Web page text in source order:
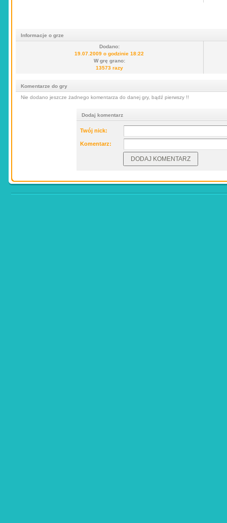
Informacje o grze
Dodano:
19.07.2009 o godzinie 18:22
W grę grano:
13573 razy
Komentarze do gry
Nie dodano jeszcze żadnego komentarza do danej gry, bądź pierwszy !!
Dodaj komentarz
Twój nick:
Komentarz: